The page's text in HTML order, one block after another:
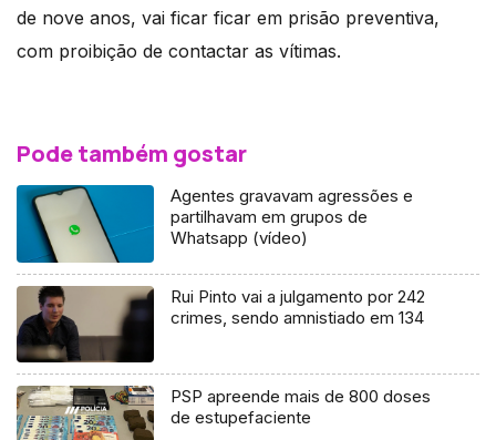
de nove anos, vai ficar ficar em prisão preventiva,
com proibição de contactar as vítimas.
Pode também gostar
Agentes gravavam agressões e
partilhavam em grupos de
Whatsapp (vídeo)
Rui Pinto vai a julgamento por 242
crimes, sendo amnistiado em 134
PSP apreende mais de 800 doses
de estupefaciente